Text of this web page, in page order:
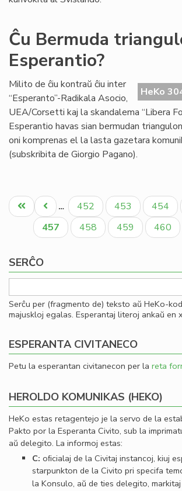
Ĉu Bermuda
Esperantio?
HeKo
Milito de ĉiu kontraŭ ĉiu inter
“Esperanto”-Radikala Asocio,
UEA/Corsetti kaj la skandalema “Libera
Esperantio havas sian bermudan
oni komprenas el la lasta gazetara
(subskribita de Giorgio Pagano).
Pagination
Unua
paĝo
Antaŭa
paĝo
… Paĝo
452 Paĝo
453 Paĝo
454
Aktuala
paĝo
457 Paĝo
458 Paĝo
459 Paĝo
460
SERĈO
Serĉu per (fragmento de) teksto aŭ HeKo-
majuskloj egalas. Esperantaj literoj ankaŭ en
ESPERANTA CIVITANECO
Petu la esperantan civitanecon per la reta
HEROLDO KOMUNIKAS (HEKO)
HeKo estas retagentejo je la servo de la
Pakto por la Esperanta Civito, sub la
aŭ delegito. La informoj estas:
C: oﬁcialaj de la Civitaj instancoj, kiuj
starpunkton de la Civito pri specifa
la Konsulo, aŭ de ties delegito,